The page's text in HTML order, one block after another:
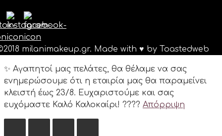
milanimakeup.gr. Made with ♥ by Toastedweb
✨ Αγαπητοί μας πελάτες, θα θέλαμε να σας
ενημερώσουμε ότι η εταιρία μας θα παραμείνει
κλειστή έως 23/8. Ευχαριστούμε και σας
ευχόμαστε Καλό Καλοκαίρι! ????️ Απόρριψη